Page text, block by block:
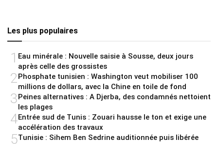
Les plus populaires
1 Eau minérale : Nouvelle saisie à Sousse, deux jours
après celle des grossistes
2Phosphate tunisien : Washington veut mobiliser 100
millions de dollars, avec la Chine en toile de fond
3Peines alternatives : A Djerba, des condamnés nettoient
les plages
4Entrée sud de Tunis : Zouari hausse le ton et exige une
accélération des travaux
5Tunisie : Sihem Ben Sedrine auditionnée puis libérée